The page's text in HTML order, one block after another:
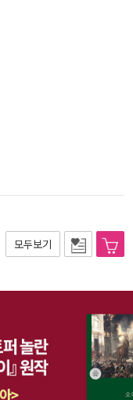
모두보기